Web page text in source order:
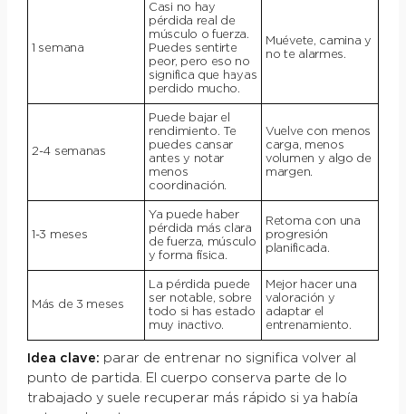
1 semana
Casi no hay
pérdida real de
músculo o fuerza.
Puedes sentirte
peor, pero eso no
significa que hayas
perdido mucho.
Muévete, camina y
no te alarmes.
2-4 semanas
Puede bajar el
rendimiento. Te
puedes cansar
antes y notar
menos
coordinación.
Vuelve con menos
carga, menos
volumen y algo de
margen.
1-3 meses
Ya puede haber
pérdida más clara
de fuerza, músculo
y forma física.
Retoma con una
progresión
planificada.
Más de 3 meses
La pérdida puede
ser notable, sobre
todo si has estado
muy inactivo.
Mejor hacer una
valoración y
adaptar el
entrenamiento.
Idea clave: parar de entrenar no significa volver al
punto de partida. El cuerpo conserva parte de lo
trabajado y suele recuperar más rápido si ya había